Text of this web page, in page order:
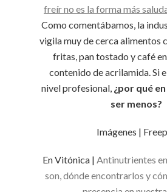
freír no es la forma más
Como comentábamos, la
vigila muy de cerca alimentos
fritas, pan tostado y café
contenido de acrilamida. Si
nivel profesional, ¿por qué
ser menos?
Imágenes |
En Vitónica | Antinutrientes
son, dónde encontrarlos y